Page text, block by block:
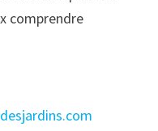
comprendre